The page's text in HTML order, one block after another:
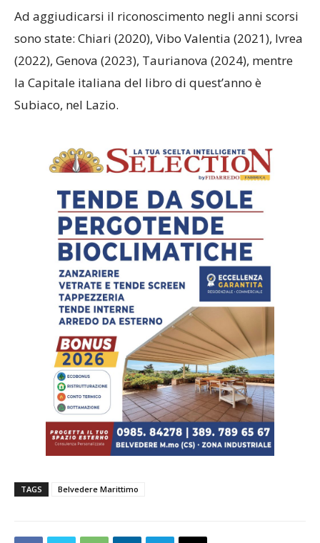
Ad aggiudicarsi il riconoscimento negli anni scorsi
sono state: Chiari (2020), Vibo Valentia (2021), Ivrea
(2022), Genova (2023), Taurianova (2024), mentre
la Capitale italiana del libro di quest’anno è
Subiaco, nel Lazio.
TAGS Belvedere Marittimo